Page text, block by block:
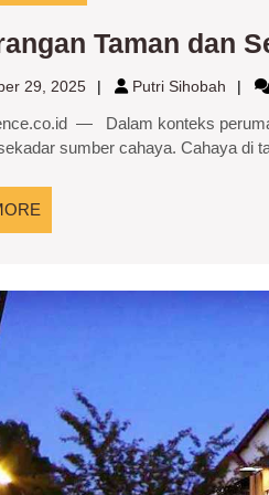
Taman dan
29, 2025October
2025
Putri Sihobah Putri
— Dalam konteks
sumber cahaya. Cahaya di
MORE